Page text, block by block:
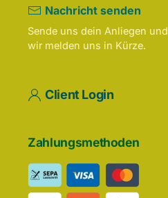
Nachricht senden
Sende uns dein Anliegen und
wir melden uns in Kürze.
Client Login
Zahlungsmethoden